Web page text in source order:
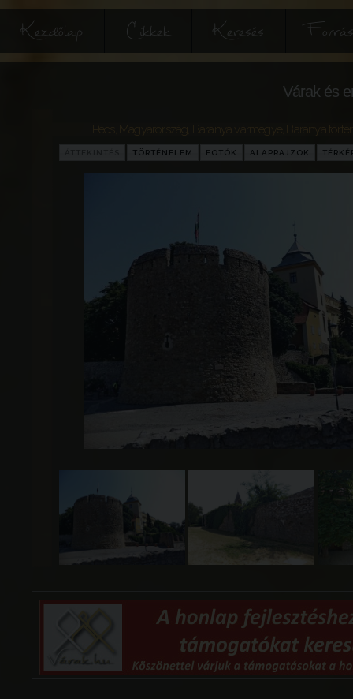
Kezdőlap Cikkek Keresés
Várak és
Pécs Magyarország Baranya vármegye Baranya
TÖRTÉNELEM FOTÓK ALAPRAJZOK